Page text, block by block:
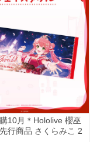
10月＊Hololive 櫻巫
行商品 さくらみこ 2